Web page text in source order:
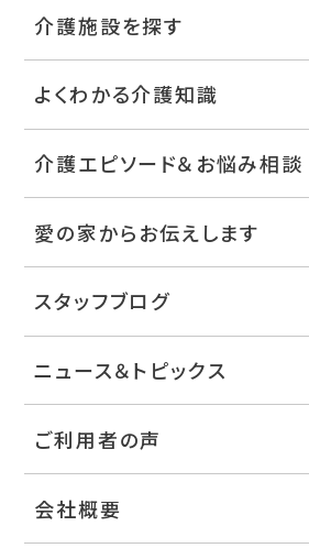
介護施設を探す
よくわかる介護知識
介護エピソード＆お悩み相談
愛の家からお伝えします
スタッフブログ
ニュース＆トピックス
ご利用者の声
会社概要